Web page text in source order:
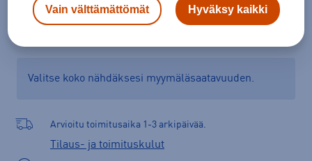
Tarkista saatavuus ja tilaa myymälästä
Valitse koko nähdäksesi myymäläsaatavuuden.
Arvioitu toimitusaika 1-3 arkipäivää.
Tilaus- ja toimituskulut
Vain välttämättömät Hyväksy kaikki